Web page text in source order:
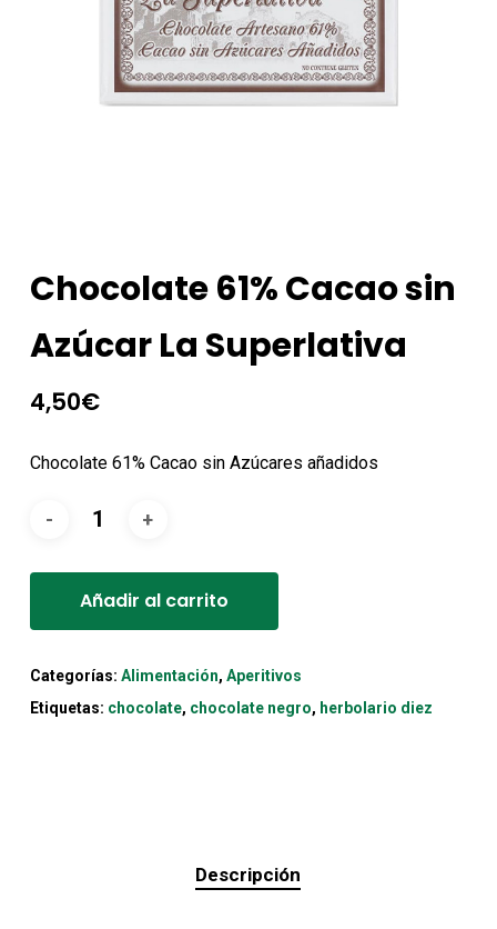
Chocolate 61% Cacao sin
Azúcar La Superlativa
4,50€
Chocolate 61% Cacao sin Azúcares añadidos
Añadir al carrito
Categorías: Alimentación, Aperitivos
Etiquetas: chocolate, chocolate negro, herbolario diez
Descripción